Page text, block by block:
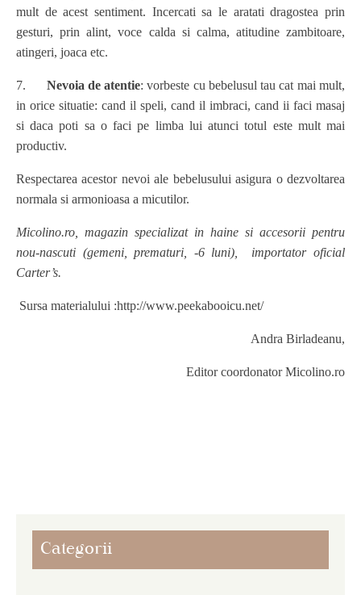
Categorii
mult de acest sentiment. Incercati sa le aratati dragostea prin
gesturi, prin alint, voce calda si calma, atitudine zambitoare,
atingeri, joaca etc.
7. Nevoia de atentie: vorbeste cu bebelusul tau cat mai mult,
in orice situatie: cand il speli, cand il imbraci, cand ii faci masaj
si daca poti sa o faci pe limba lui atunci totul este mult mai
productiv.
Respectarea acestor nevoi ale bebelusului asigura o dezvoltarea
normala si armonioasa a micutilor.
Micolino.ro, magazin specializat in haine si accesorii pentru
nou-nascuti (gemeni, prematuri, -6 luni), importator oficial
Carter’s.
Sursa materialului :http://www.peekabooicu.net/
Andra Birladeanu,
Editor coordonator Micolino.ro